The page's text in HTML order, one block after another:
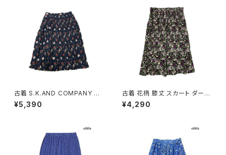
古着 S.K.AND COMPANY 花
柄 膝丈 プリーツ スカート 紺 (b
tu2604016)
¥5,390
古着 花柄 膝丈 スカート ダーク
グリーン (btu2604018)
¥4,290